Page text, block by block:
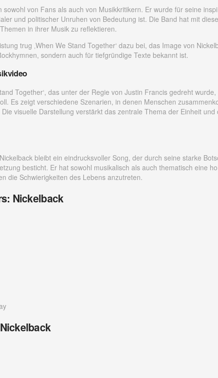
sowohl von Fans als auch von Musikkritikern. Er wurde für seine
und politischer Unruhen von Bedeutung ist. Die Band hat mit
in ihrer Musik zu reflektieren.
trug ‚When We Stand Together‘ dazu bei, das Image von
sondern auch für tiefgründige Texte bekannt ist.
Together‘, das unter der Regie von Justin Francis gedreht
Es zeigt verschiedene Szenarien, in denen Menschen
visuelle Darstellung verstärkt das zentrale Thema der Einheit
bleibt ein eindrucksvoller Song, der durch seine starke
besticht. Er hat sowohl musikalisch als auch thematisch eine
die Schwierigkeiten des Lebens anzutreten.
Nickelback